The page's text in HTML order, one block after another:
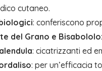
cutaneo.
: conferiscono
del Grano e Bisabololo
: cicatrizzanti ed
: per un’efficacia